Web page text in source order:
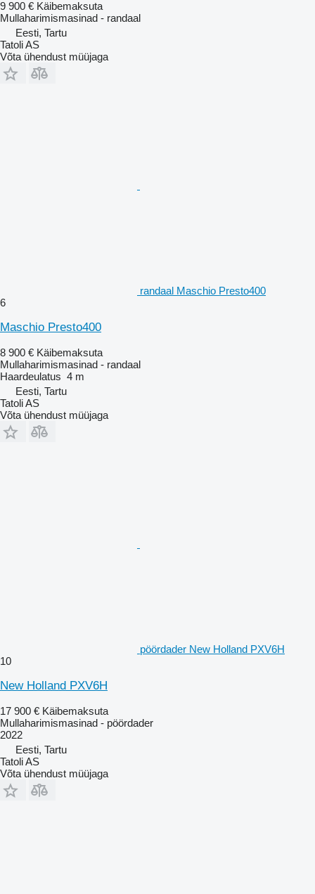
9 900 € Käibemaksuta
Mullaharimismasinad - randaal
Eesti, Tartu
Tatoli AS
Võta ühendust müüjaga
randaal Maschio Presto400
6
Maschio Presto400
8 900 € Käibemaksuta
Mullaharimismasinad - randaal
Haardeulatus 4 m
Eesti, Tartu
Tatoli AS
Võta ühendust müüjaga
pöördader New Holland PXV6H
10
New Holland PXV6H
17 900 € Käibemaksuta
Mullaharimismasinad - pöördader
2022
Eesti, Tartu
Tatoli AS
Võta ühendust müüjaga